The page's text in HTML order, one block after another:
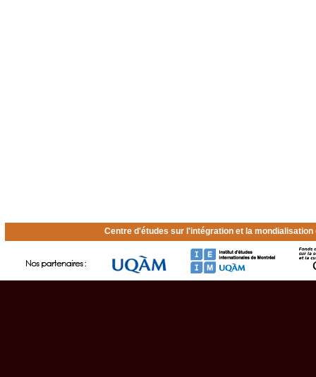
Centre d'études sur l'intégration et la mondialisation